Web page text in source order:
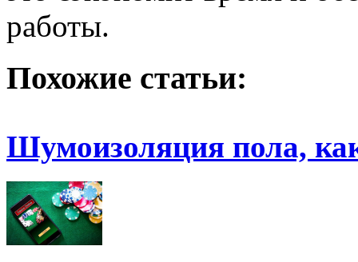
работы.
Похожие статьи:
Шумоизоляция пола,